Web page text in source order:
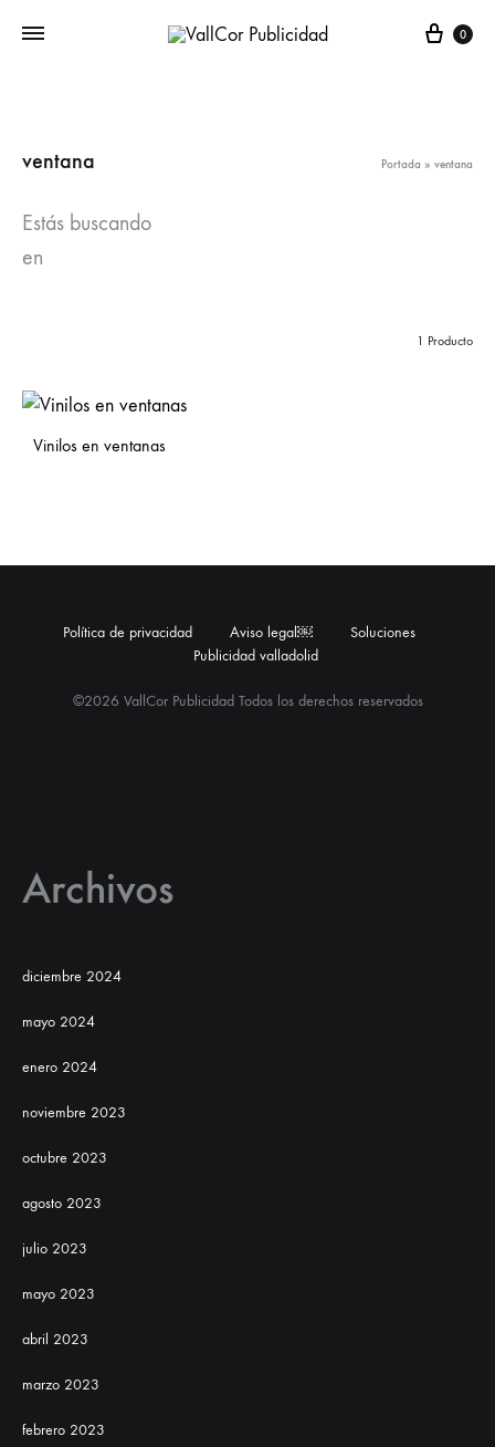
Carro
0
ventana Portada » ventana
Estás buscando
en
1 Producto
Vinilos en ventanas
©2026 VallCor Publicidad Todos los derechos reservados
Política de privacidad Aviso legal￼
Soluciones
Publicidad valladolid
Archivos
diciembre 2024
mayo 2024
enero 2024
noviembre 2023
octubre 2023
agosto 2023
julio 2023
mayo 2023
abril 2023
marzo 2023
febrero 2023